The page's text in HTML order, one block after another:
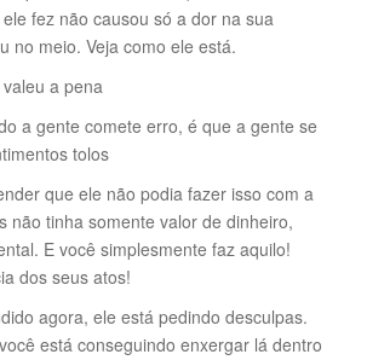
fez não causou só a dor na sua
no meio. Veja como ele está.
a pena
a gente comete erro, é que a gente se
tolos
que ele não podia fazer isso com a
não tinha somente valor de dinheiro,
E você simplesmente faz aquilo!
dos seus atos!
agora, ele está pedindo desculpas.
está conseguindo enxergar lá dentro